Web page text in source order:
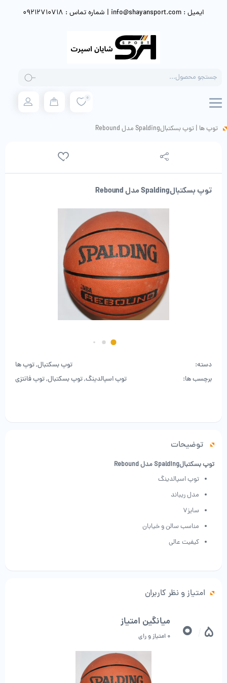
ایمیل : info@shayansport.com | شماره تماس : 09212710718
search
0
توپ ها | توپ بسکتبالSpalding مدل Rebound
توپ بسکتبالSpalding مدل Rebound
دسته: توپ بسکتبال,توپ ها
برچسب ها:
توپ اسپالدینگ,توپ بسکتبال,توپ فانتزی
توضیحات
توپ بسکتبالSpalding مدل Rebound
توپ اسپالدینگ
مدل ریباند
سایز7
مناسب سالن و خیابان
کیفیت عالی
امتیاز و نظر کاربران
5
0 میانگین امتیاز
0 امتیاز و رای